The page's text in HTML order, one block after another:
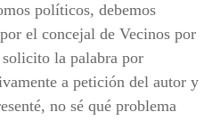
políticos, debemos
el concejal de Vecinos por
la palabra por
a petición del autor y
no sé qué problema